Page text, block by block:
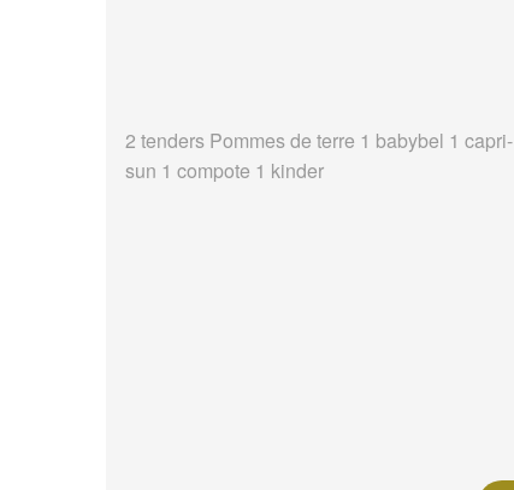
2 tenders Pommes de terre 1 babybel 1 capri-
sun 1 compote 1 kinder